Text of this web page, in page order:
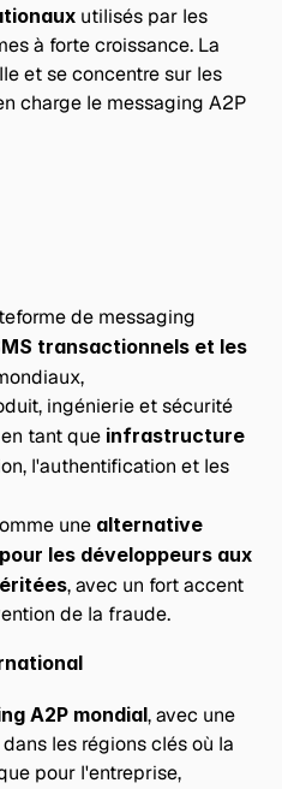
utilisés par les
à forte croissance. La
et se concentre sur les
charge le messaging A2P
de messaging
transactionnels et les
ingénierie et sécurité
tant que infrastructure
l'authentification et les
une alternative
les développeurs aux
, avec un fort accent
de la fraude.
A2P mondial, avec une
les régions clés où la
pour l'entreprise,